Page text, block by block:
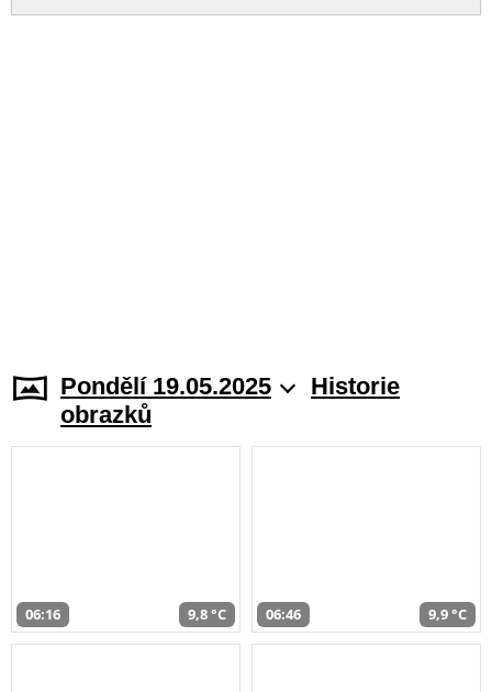
Pondělí 19.05.2025
Historie
obrazků
06:16 9,8 °C 06:46 9,9 °C